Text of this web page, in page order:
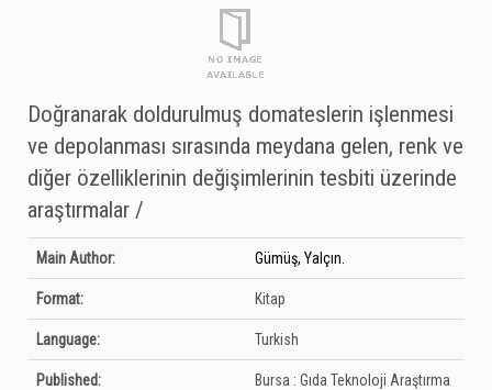
Doğranarak doldurulmuş domateslerin işlenmesi
ve depolanması sırasında meydana gelen, renk ve
diğer özelliklerinin değişimlerinin tesbiti üzerinde
araştırmalar /
Bibliographic Details
Main Author: Gümüş, Yalçın.
Format: Kitap
Language: Turkish
Published: Bursa : Gıda Teknoloji Araştırma